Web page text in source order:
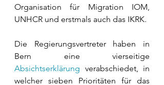
Organisation für Migration IOM,
UNHCR und erstmals auch das IKRK.
Die Regierungsvertreter haben in
Absichtserklärung verabschiedet, in
welcher sieben Prioritäten für das